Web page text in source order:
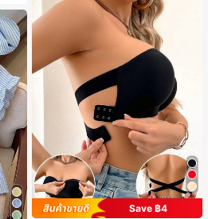
Save ฿4